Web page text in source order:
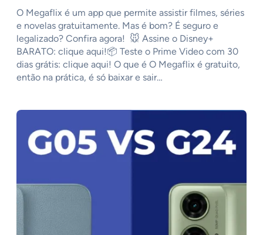
O Megaflix é um app que permite assistir filmes, séries
e novelas gratuitamente. Mas é bom? É seguro e
legalizado? Confira agora! 🐭 Assine o Disney+
BARATO: clique aqui!📦 Teste o Prime Video com 30
dias grátis: clique aqui! O que é O Megaflix é gratuito,
então na prática, é só baixar e sair…